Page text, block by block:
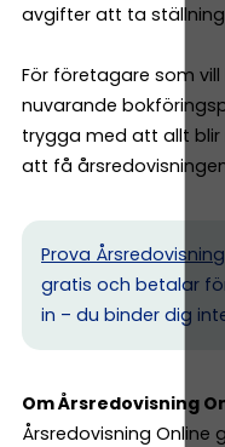
avgifter att ta ställning
För företagare som
nuvarande
trygga med att allt
att få
Prova
gratis och betalar
in – du binder dig
Om Årsredovisning
Årsredovisning Online